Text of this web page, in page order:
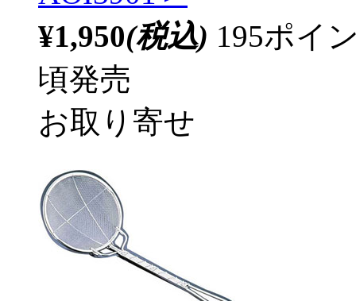
¥1,950(税込) 195ポイ
頃発売
お取り寄せ